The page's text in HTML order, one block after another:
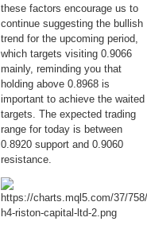
these factors encourage us to
continue suggesting the bullish
trend for the upcoming period,
which targets visiting 0.9066
mainly, reminding you that
holding above 0.8968 is
important to achieve the waited
targets. The expected trading
range for today is between
0.8920 support and 0.9060
resistance.